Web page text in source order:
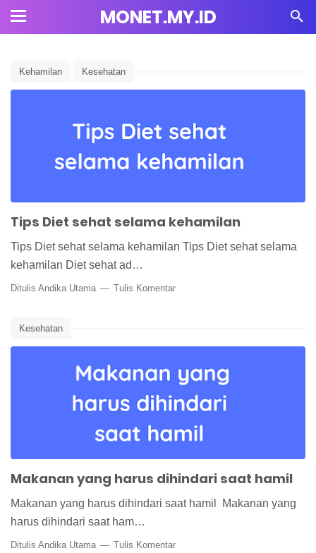
MONET.MY.ID
Kehamilan Kesehatan
Tips Diet sehat selama kehamilan
Tips Diet sehat selama kehamilan Tips Diet sehat selama
kehamilan Diet sehat ad…
Ditulis Andika Utama Tulis Komentar
Kesehatan
Makanan yang harus dihindari saat hamil
Makanan yang harus dihindari saat hamil Makanan yang
harus dihindari saat ham…
Ditulis Andika Utama Tulis Komentar